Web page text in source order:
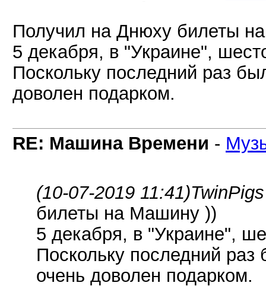
Получил на Днюху билеты
5 декабря, в "Украине",
Поскольку последний раз
доволен подарком.
RE: Машина Времени -
(10-07-2019 11:41)
билеты на Машину ))
5 декабря, в "Украине",
Поскольку последний
очень доволен подарком.